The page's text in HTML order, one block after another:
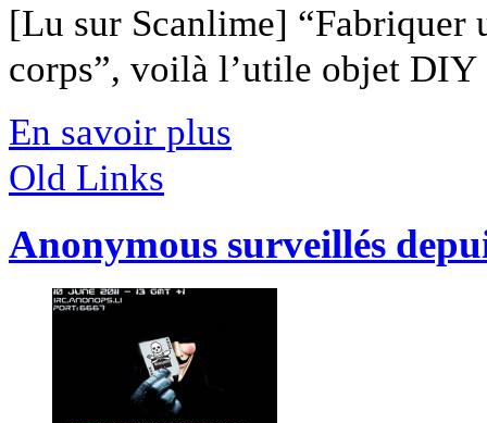
[Lu sur Scanlime] “Fabriquer
corps”, voilà l’utile objet
En savoir plus
Old Links
Anonymous surveillés